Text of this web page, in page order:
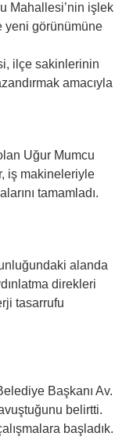
Mahallesi’nin işlek
yeni görünümüne
ilçe sakinlerinin
amacıyla
Uğur Mumcu
iş makineleriyle
tamamladı.
alanda
direkleri
tasarrufu
Başkanı Av.
belirtti.
başladık.